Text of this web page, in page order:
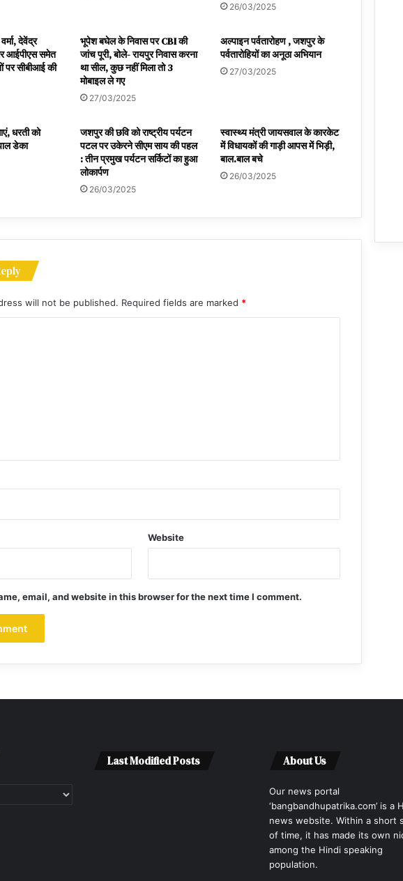
26/03/2025
देवेंद्र
आईपीएस समेत
पर सीबीआई की
भूपेश बघेल के निवास पर CBI की
जांच पूरी, बोले- रायपुर निवास करना
था सील, कुछ नहीं मिला तो 3
मोबाइल ले गए
27/03/2025
अल्पाइन पर्वतारोहण , जशपुर के
पर्वतारोहियों का अनूठा अभियान
27/03/2025
धरती को
डेका
जशपुर की छवि को राष्ट्रीय पर्यटन
पटल पर उकेरने सीएम साय की पहल
: तीन प्रमुख पर्यटन सर्किटों का हुआ
लोकार्पण
26/03/2025
स्वास्थ्य मंत्री जायसवाल के कारकेट
में विधायकों की गाड़ी आपस में भिड़ी,
बाल.बाल बचे
26/03/2025
will not be published. Required fields are marked *
Website
email, and website in this browser for the next time I comment.
Last Modified Posts About Us
Our news portal
‘bangbandhupatrika.com’ is a
news website. Within a short
of time, it has made its own
among the Hindi speaking
population.